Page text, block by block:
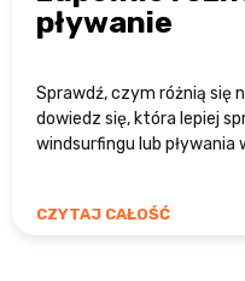
pływanie
Sprawdź, czym różnią się
dowiedz się, która lepiej
windsurfingu lub pływania
CZYTAJ CAŁOŚĆ